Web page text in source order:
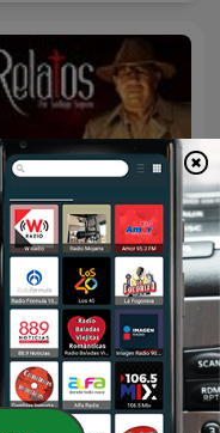
Relatos por Santiago
Segovia